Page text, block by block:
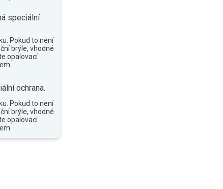
speciální
Pokud to není
brýle, vhodné
opalovací
ochrana.
Pokud to není
brýle, vhodné
opalovací